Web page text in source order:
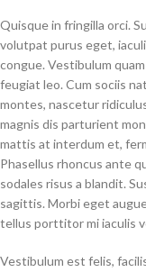
Quisque in fringilla orci.
volutpat purus eget,
congue. Vestibulum
feugiat leo. Cum sociis
montes, nascetur
magnis dis parturient
mattis at interdum et,
Phasellus rhoncus ante
sodales risus a blandit.
sagittis. Morbi eget
tellus porttitor mi iaculis
Vestibulum est felis,